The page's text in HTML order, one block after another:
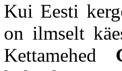
Kui Eesti
on ilmselt
Kettamehed